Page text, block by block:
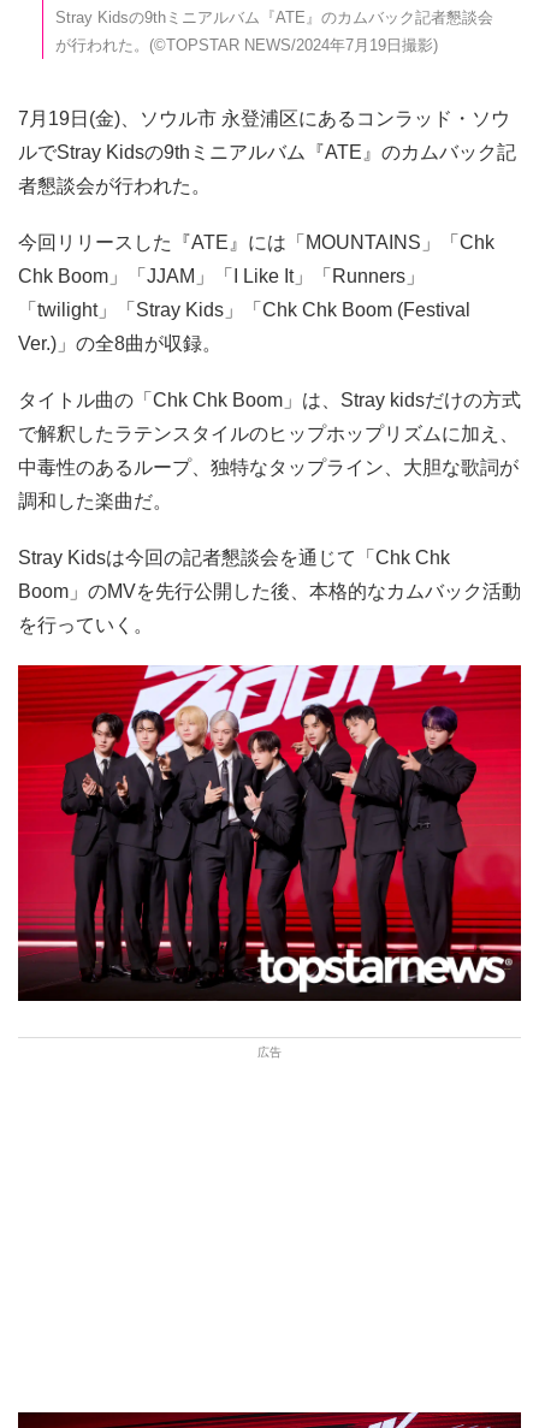
Stray Kidsの9thミニアルバム『ATE』のカムバック記者懇談会
が行われた。(©TOPSTAR NEWS/2024年7月19日撮影)
7月19日(金)、ソウル市 永登浦区にあるコンラッド・ソウ
ルでStray Kidsの9thミニアルバム『ATE』のカムバック記
者懇談会が行われた。
今回リリースした『ATE』には「MOUNTAINS」「Chk
Chk Boom」「JJAM」「I Like It」「Runners」
「twilight」「Stray Kids」「Chk Chk Boom (Festival
Ver.)」の全8曲が収録。
タイトル曲の「Chk Chk Boom」は、Stray kidsだけの方式
で解釈したラテンスタイルのヒップホップリズムに加え、
中毒性のあるループ、独特なタップライン、大胆な歌詞が
調和した楽曲だ。
Stray Kidsは今回の記者懇談会を通じて「Chk Chk
Boom」のMVを先行公開した後、本格的なカムバック活動
を行っていく。